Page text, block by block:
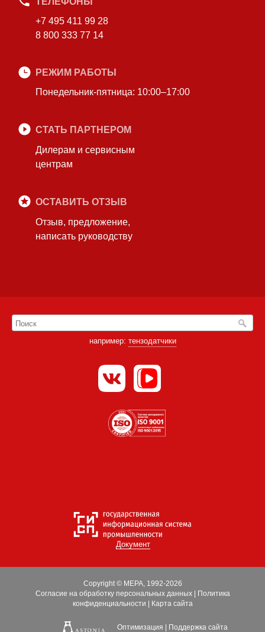
+7 495 411 99 28
8 800 333 77 14
РЕЖИМ РАБОТЫ
Понедельник-пятница: 10:00–17:00
СТАТЬ ПАРТНЕРОМ
Дилерам и сервисным
центрам
ОСТАВИТЬ ОТЗЫВ
Отзыв, предложение,
написать руководству
например: тензодатчики
Документ
Copyright © МЕРА, 1992-2026
Согласие на обработку персональных данных|
Политика
конфиденциальности
Карта сайта
Оптимизация Поддержка сайта